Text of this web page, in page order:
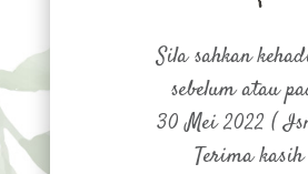
Sila sahkan
sebelum atau
30 Mei 2022 (
Terima kasih